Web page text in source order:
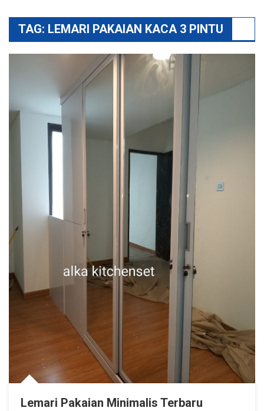
TAG: LEMARI PAKAIAN KACA 3 PINTU
Lemari Pakaian Minimalis Terbaru